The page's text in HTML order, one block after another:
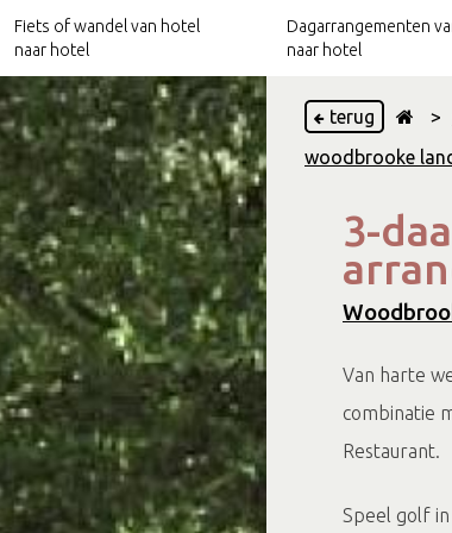
Hotels nabij het Pieterpad
Hotels nabij het Trekvogelpad
Hotels nabij Ode aan het Landschap
Culinaire arrangementen
Relax arrangementen
Culturele arrangementen
Fiets of wandel van hotel
naar hotel
Dagarrangementen
naar hotel
terug >
woodbrooke
3-
Van harte
combinatie
Restaurant.
Speel golf